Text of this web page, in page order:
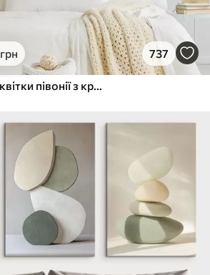
грн 737
Крупний план білої квітки півонії з крапельками води на пелюстках на розмитому фоні